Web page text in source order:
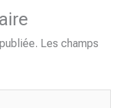
Les champs